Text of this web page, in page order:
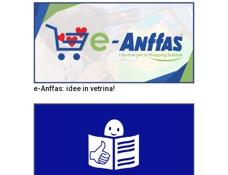
e-Anffas: idee in vetrina!